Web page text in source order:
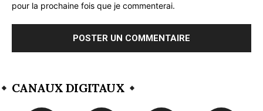
pour la prochaine fois que je commenterai.
CANAUX DIGITAUX